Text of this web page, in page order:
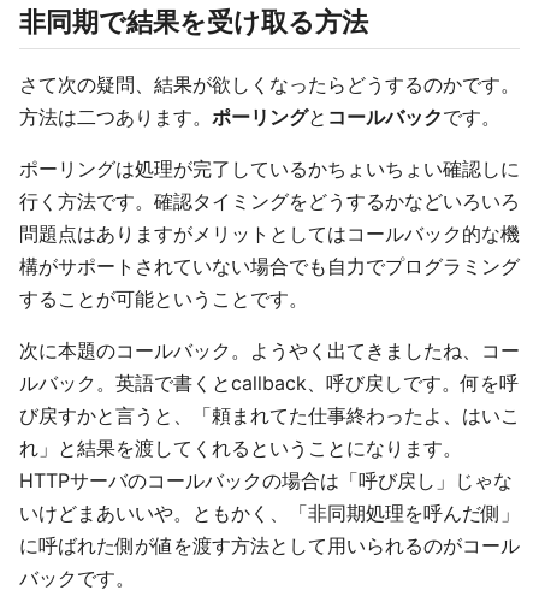
非同期で結果を受け取る方法
さて次の疑問、結果が欲しくなったらどうするのかです。
方法は二つあります。 ポーリングと コールバックです。
ポーリングは処理が完了しているかちょいちょい確認しに
行く方法です。確認タイミングをどうするかなどいろいろ
問題点はありますがメリットとしてはコールバック的な機
構がサポートされていない場合でも自力でプログラミング
することが可能ということです。
次に本題のコールバック。ようやく出てきましたね、コー
ルバック。英語で書くとcallback、呼び戻しです。何を呼
び戻すかと言うと、「頼まれてた仕事終わったよ、はいこ
れ」と結果を渡してくれるということになります。
HTTPサーバのコールバックの場合は「呼び戻し」じゃな
いけどまあいいや。ともかく、「非同期処理を呼んだ側」
に呼ばれた側が値を渡す方法として用いられるのがコール
バックです。